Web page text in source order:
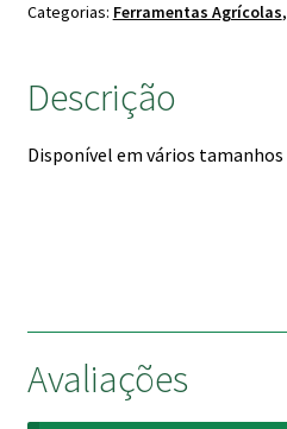
para
Categorias: Ferramentas Agrícolas,
Descrição
Disponível em vários tamanhos
Avaliações